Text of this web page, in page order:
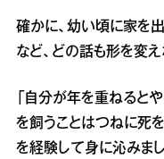
確かに、幼い頃に家を
など、どの話も形を変え
「自分が年を重ねると
を飼うことはつねに死
を経験して身に沁みま